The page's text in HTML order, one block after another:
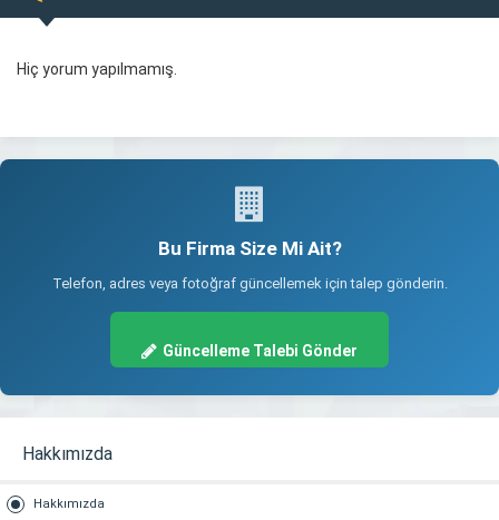
Hiç yorum yapılmamış.
Bu Firma Size Mi Ait?
Telefon, adres veya fotoğraf güncellemek için talep gönderin.
Güncelleme Talebi Gönder
Hakkımızda
Hakkımızda